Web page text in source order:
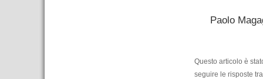
Paolo
Questo articolo è
seguire le risposte